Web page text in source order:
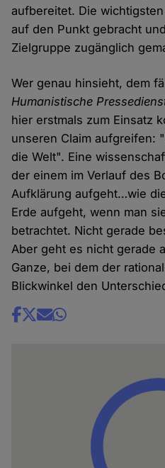
aufbereitet. Die
auf den Punkt gebracht
Zielgruppe zugänglich
Wer genau hinsieht, dem
Humanistische
hier erstmals zum Einsatz
unseren Claim aufgreifen:
die Welt". Eine
der einem im Verlauf des
Aufklärung aufgeht…wie
Erde aufgeht, wenn man
betrachtet. Nicht gerade
Aber geht es nicht gerade
Ganze, bei dem der
Blickwinkel den
Share